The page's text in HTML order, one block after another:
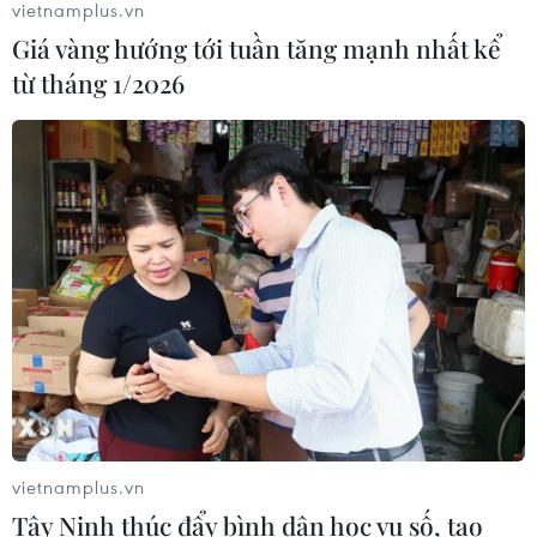
Điều gì chờ đợi đồng yen sau cái bắt
tay giữa Mỹ-Nhật?
04/08/2026 14:11
ASC 2026: Tiếp lửa đam mê khoa học
cho thế hệ trẻ Việt Nam
04/08/2026 14:08
Xem thêm
vietnamplus.vn
Giá vàng hướng tới tuần tăng mạnh nhất kể
từ tháng 1/2026
vietnamplus.vn
Tây Ninh thúc đẩy bình dân học vụ số, tạo